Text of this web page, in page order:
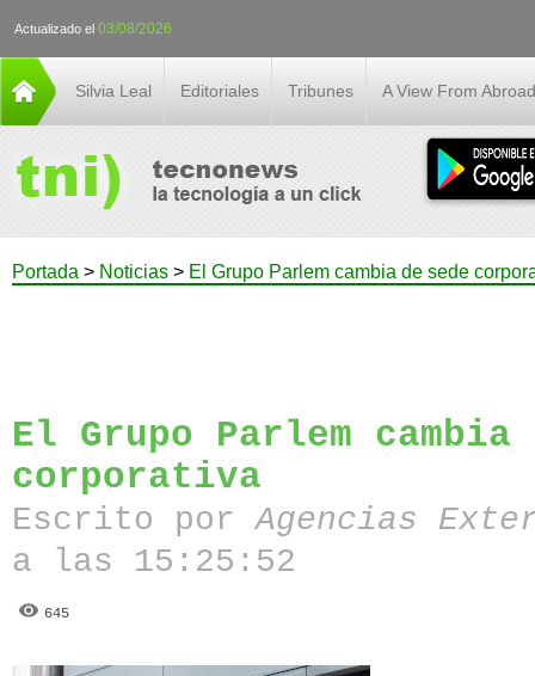
Actualizado el 03/08/2026
Silvia Leal Editoriales Tribunes A View From Abroad
Portada > Noticias > El Grupo Parlem cambia de sede
El Grupo Parlem cambia
corporativa
Escrito porAgencias
a las 15:25:52
645